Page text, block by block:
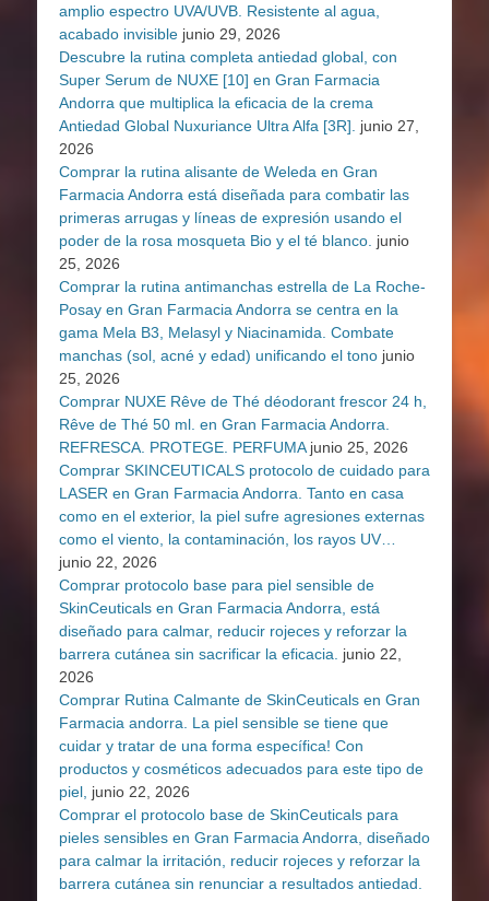
amplio espectro UVA/UVB. Resistente al agua,
acabado invisible junio 29, 2026
Descubre la rutina completa antiedad global, con
Super Serum de NUXE [10] en Gran Farmacia
Andorra que multiplica la eficacia de la crema
Antiedad Global Nuxuriance Ultra Alfa [3R].
junio 27,
2026
Comprar la rutina alisante de Weleda en Gran
Farmacia Andorra está diseñada para combatir las
primeras arrugas y líneas de expresión usando el
poder de la rosa mosqueta Bio y el té blanco. junio
25, 2026
Comprar la rutina antimanchas estrella de La Roche-
Posay en Gran Farmacia Andorra se centra en la
gama Mela B3, Melasyl y Niacinamida. Combate
manchas (sol, acné y edad) unificando el tono junio
25, 2026
Comprar NUXE Rêve de Thé déodorant frescor 24 h,
Rêve de Thé 50 ml. en Gran Farmacia Andorra.
REFRESCA. PROTEGE. PERFUMA junio 25, 2026
Comprar SKINCEUTICALS protocolo de cuidado para
LASER en Gran Farmacia Andorra. Tanto en casa
como en el exterior, la piel sufre agresiones externas
como el viento, la contaminación, los rayos UV…
junio 22, 2026
Comprar protocolo base para piel sensible de
SkinCeuticals en Gran Farmacia Andorra, está
diseñado para calmar, reducir rojeces y reforzar la
barrera cutánea sin sacrificar la eficacia.
junio 22,
2026
Comprar Rutina Calmante de SkinCeuticals en Gran
Farmacia andorra. La piel sensible se tiene que
cuidar y tratar de una forma específica! Con
productos y cosméticos adecuados para este tipo de
piel, junio 22, 2026
Comprar el protocolo base de SkinCeuticals para
pieles sensibles en Gran Farmacia Andorra, diseñado
para calmar la irritación, reducir rojeces y reforzar la
barrera cutánea sin renunciar a resultados antiedad.